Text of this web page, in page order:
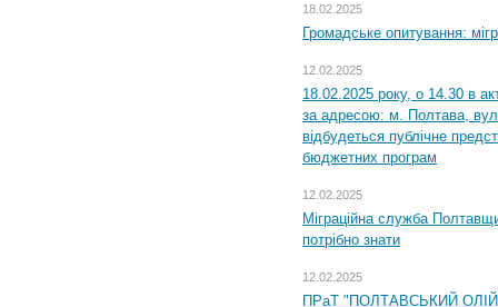
18.02.2025
Громадське опитування:
12.02.2025
18.02.2025 року, о 14.30 в
за адресою: м. Полтава,
відбудеться публічне
бюджетних програм
12.02.2025
Міграційна служба
потрібно знати
12.02.2025
ПРаТ "ПОЛТАВСЬКИЙ